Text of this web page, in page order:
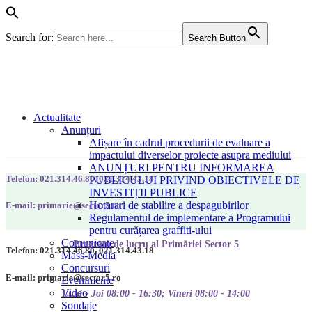
Search for: Search Button
Actualitate
Anunțuri
Afișare în cadrul procedurii de evaluare a
impactului diverselor proiecte asupra mediului
ANUNȚURI PENTRU INFORMAREA
PUBLICULUI PRIVIND OBIECTIVELE DE
INVESTIȚII PUBLICE
Hotarari de stabilire a despagubirilor
Regulamentul de implementare a Programului
pentru curățarea graffiti-ului
Comunicate
Mass-Media
Concursuri
Evenimente
Video
Sondaje
Telefon: 021.314.46.80, 021.314.43.18
E-mail: primarie@sector5.ro
Program de lucru al Primăriei Sector 5
Luni - Joi 08:00 - 16:30; Vineri 08:00 - 14:00
Telefon: 021.314.46.80, 021.314.43.18
E-mail: primarie@sector5.ro